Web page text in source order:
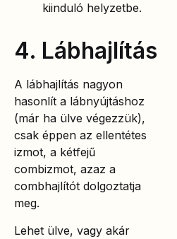
kiinduló helyzetbe.
4. Lábhajlítás
A lábhajlítás nagyon
hasonlít a lábnyújtáshoz
(már ha ülve végezzük),
csak éppen az ellentétes
izmot, a kétfejű
combizmot, azaz a
combhajlítót dolgoztatja
meg.
Lehet ülve, vagy akár